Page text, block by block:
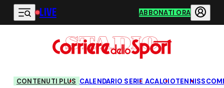
Vai al contenuto principale
LIVE ABBONATI ORA
CONTENUTI PLUS CALENDARIO SERIE ACALCIOTENNIS